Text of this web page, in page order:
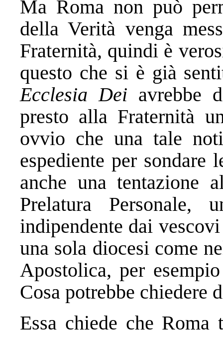
Ma Roma non può
della Verità venga
Fraternità, quindi è
questo che si è già
Ecclesia Dei avrebbe
presto alla Fraternità
ovvio che una tale
espediente per sondare
anche una tentazione
Prelatura Personale,
indipendente dai
una sola diocesi come
Apostolica, per
Cosa potrebbe chiedere
Essa chiede che